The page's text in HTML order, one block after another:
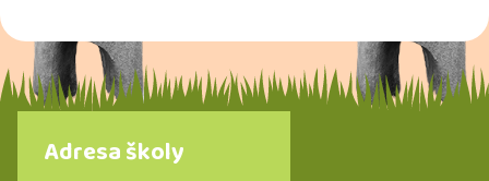
Adresa školy